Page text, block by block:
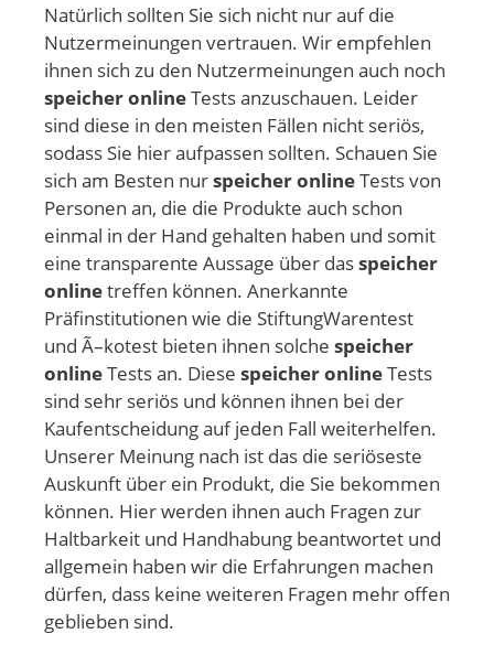
Natürlich sollten Sie sich nicht nur auf die
Nutzermeinungen vertrauen. Wir empfehlen
ihnen sich zu den Nutzermeinungen auch noch
speicher onlineTests anzuschauen. Leider
sind diese in den meisten Fällen nicht seriös,
sodass Sie hier aufpassen sollten. Schauen Sie
sich am Besten nurspeicher onlineTests von
Personen an, die die Produkte auch schon
einmal in der Hand gehalten haben und somit
eine transparente Aussage über dasspeicher
onlinetreffen können. Anerkannte
Präfinstitutionen wie die StiftungWarentest
und Ã–kotest bieten ihnen solche speicher
onlineTests an. Diese speicher onlineTests
sind sehr seriös und können ihnen bei der
Kaufentscheidung auf jeden Fall weiterhelfen.
Unserer Meinung nach ist das die seriöseste
Auskunft über ein Produkt, die Sie bekommen
können. Hier werden ihnen auch Fragen zur
Haltbarkeit und Handhabung beantwortet und
allgemein haben wir die Erfahrungen machen
dürfen, dass keine weiteren Fragen mehr offen
geblieben sind.